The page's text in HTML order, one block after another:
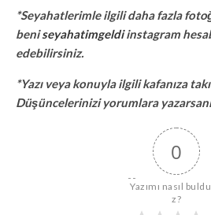
*Seyahatlerimle ilgili daha fazla
beniseyahatimgeldiinstagram
edebilirsiniz.
*Yazı veya konuyla ilgili kafanıza
Düşüncelerinizi yorumlara
0
Yazımı nasıl
z?